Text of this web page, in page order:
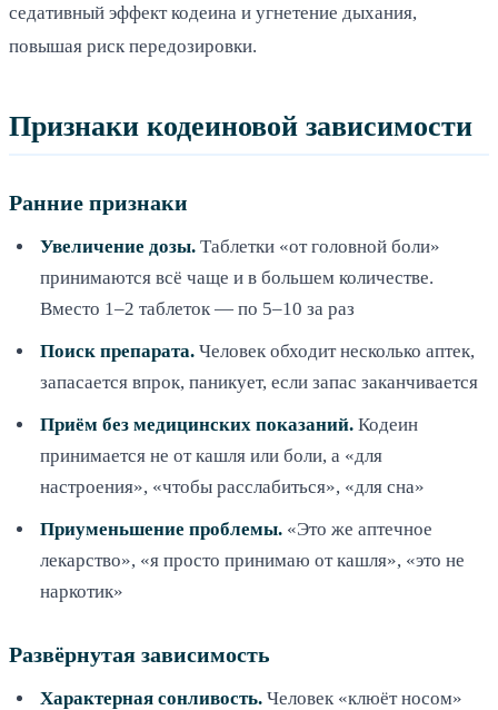
седативный эффект кодеина и угнетение дыхания,
повышая риск передозировки.
Признаки кодеиновой зависимости
Ранние признаки
Увеличение дозы. Таблетки «от головной боли»
принимаются всё чаще и в большем количестве.
Вместо 1–2 таблеток — по 5–10 за раз
Поиск препарата. Человек обходит несколько аптек,
запасается впрок, паникует, если запас заканчивается
Приём без медицинских показаний. Кодеин
принимается не от кашля или боли, а «для
настроения», «чтобы расслабиться», «для сна»
Приуменьшение проблемы. «Это же аптечное
лекарство», «я просто принимаю от кашля», «это не
наркотик»
Развёрнутая зависимость
Характерная сонливость. Человек «клюёт носом»